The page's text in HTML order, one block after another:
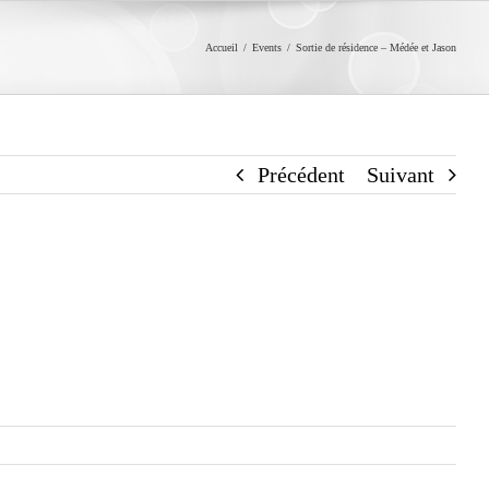
Accueil / Events / Sortie de résidence – Médée et Jason
Précédent Suivant